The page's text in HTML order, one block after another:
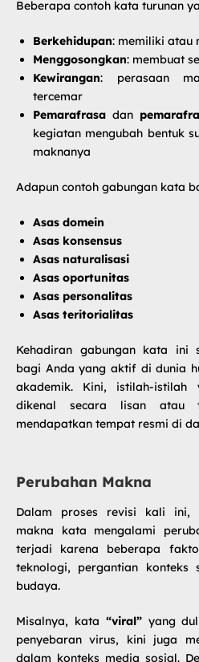
Beberapa contoh kata turunan
Berkehidupan: memiliki atau
Menggosongkan: membuat
Kewirangan: perasaan
tercemar
Pemarafrasa dan
kegiatan mengubah bentuk
maknanya
Adapun contoh gabungan kata
Asas domein
Asas konsensus
Asas naturalisasi
Asas oportunitas
Asas personalitas
Asas teritorialitas
Kehadiran gabungan kata ini
bagi Anda yang aktif di dunia
akademik. Kini, istilah-istilah
dikenal secara lisan atau
mendapatkan tempat resmi di
Perubahan Makna
Dalam proses revisi kali ini,
makna kata mengalami
terjadi karena beberapa
teknologi, pergantian konteks
budaya.
Misalnya, kata “viral”yang
penyebaran virus, kini juga
dalam konteks media sosial.